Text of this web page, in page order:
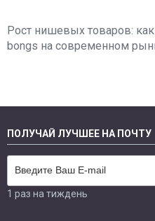
Рост нишевых товаров:
bongs на современном
ПОЛУЧАЙ ЛУЧШЕЕ НА ПОЧТУ
1 раз на тиждень